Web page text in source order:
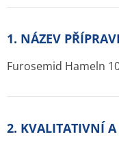
1. NÁZEV
Furosemid Hameln
2. KVALITATIVNÍ